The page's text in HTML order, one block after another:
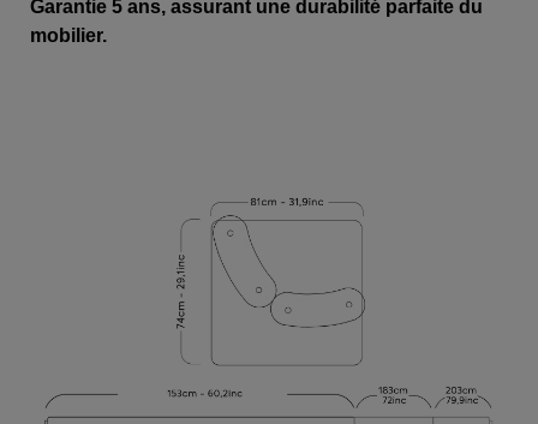
Garantie 5 ans, assurant une durabilité parfaite du
mobilier.